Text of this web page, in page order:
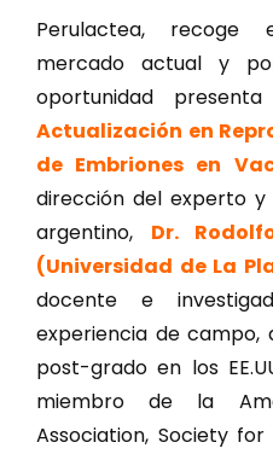
Perulactea, recoge
mercado actual y
oportunidad
Actualización en
de Embriones en
dirección del experto
argentino, Dr.
(Universidad de La
docente e
experiencia de campo,
post-grado en los
miembro de la
Association, Society